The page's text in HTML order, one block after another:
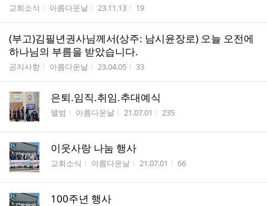
게시판명
교회소식 작성자
아름다운날 작성시간
23.11.13 조회수
19
(부고)김필년권사님께서(상주: 남시윤장로) 오늘 오전에
하나님의 부름을 받았습니다.
게시판명
공지사항 작성자
아름다운날 작성시간
23.04.05 조회수
33
은퇴.임직.취임.추대예식
게시판명
앨범 작성자
아름다운날 작성시간
21.07.01 조회수
235
이웃사랑 나눔 행사
게시판명
교회소식 작성자
아름다운날 작성시간
21.07.01 조회수
66
100주년 행사